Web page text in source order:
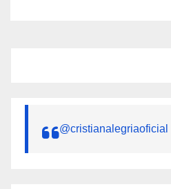
@cristianalegriaoficial